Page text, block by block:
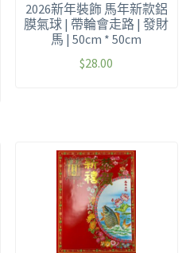
2026新年裝飾 馬年新款鋁
膜氣球 | 帶輪會走路 | 發財
馬 | 50cm * 50cm
$28.00